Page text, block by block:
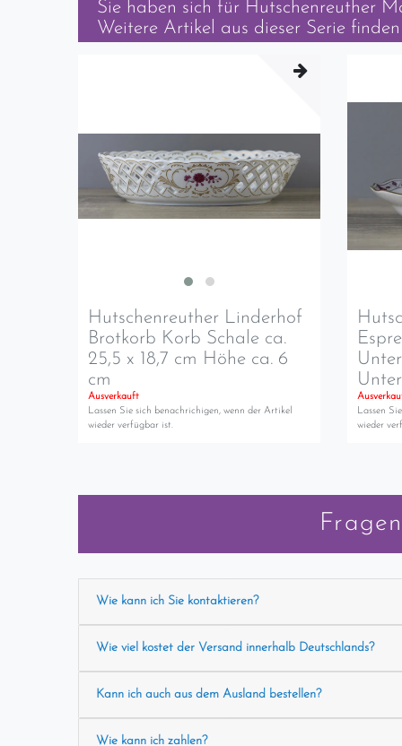
Sie haben sich für Hutschenreuther
Weitere Artikel aus dieser Serie
Hutschenreuther Linderhof
Brotkorb Korb Schale ca.
25,5 x 18,7 cm Höhe ca. 6
cm
Ausverkauft
Lassen Sie sich benachrichigen, wenn der Artikel
wieder verfügbar ist.
Lassen
wieder
Wie kann ich Sie kontaktieren?
Wie viel kostet der Versand innerhalb Deutschlands?
Kann ich auch aus dem Ausland bestellen?
Wie kann ich zahlen?